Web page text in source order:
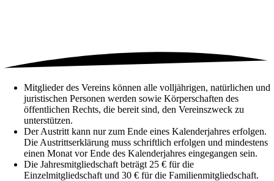
Mitglieder des Vereins können alle volljährigen, natürlichen und
juristischen Personen werden sowie Körperschaften des
öffentlichen Rechts, die bereit sind, den Vereinszweck zu
unterstützen.
Der Austritt kann nur zum Ende eines Kalenderjahres erfolgen.
Die Austrittserklärung muss schriftlich erfolgen und mindestens
einen Monat vor Ende des Kalenderjahres eingegangen sein.
Die Jahresmitgliedschaft beträgt 25 € für die
Einzelmitgliedschaft und 30 € für die Familienmitgliedschaft.